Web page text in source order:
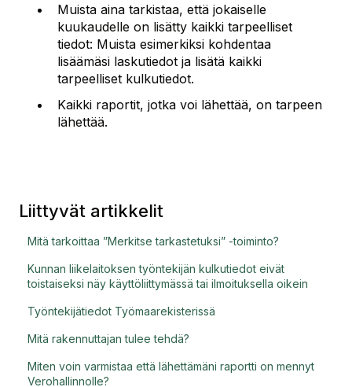
Muista aina tarkistaa, että jokaiselle
kuukaudelle on lisätty kaikki tarpeelliset
tiedot: Muista esimerkiksi kohdentaa
lisäämäsi laskutiedot ja lisätä kaikki
tarpeelliset kulkutiedot.
Kaikki raportit, jotka voi lähettää, on tarpeen
lähettää.
Liittyvät artikkelit
Mitä tarkoittaa ”Merkitse tarkastetuksi” -toiminto?
Kunnan liikelaitoksen työntekijän kulkutiedot eivät
toistaiseksi näy käyttöliittymässä tai ilmoituksella oikein
Työntekijätiedot Työmaarekisterissä
Mitä rakennuttajan tulee tehdä?
Miten voin varmistaa että lähettämäni raportti on mennyt
Verohallinnolle?